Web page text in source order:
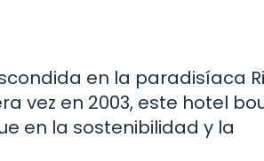
en la paradisíaca
vez en 2003, este hotel
en la sostenibilidad y la